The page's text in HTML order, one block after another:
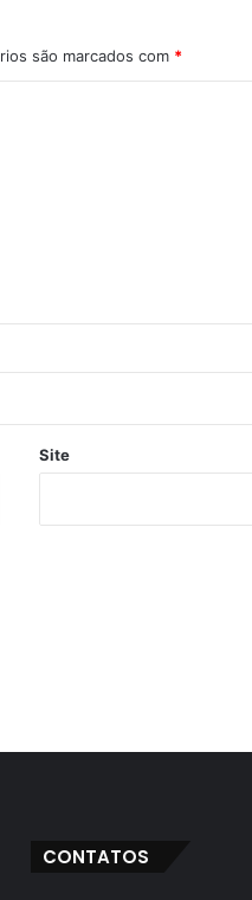
são marcados com *
Site
CONTATOS